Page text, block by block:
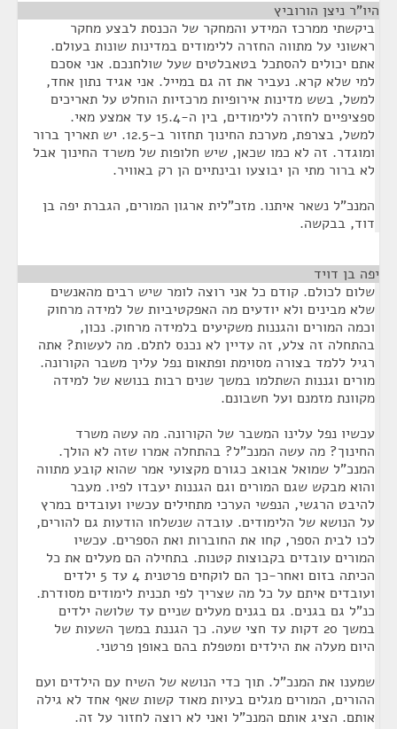
היו"ר ניצן הורוביץ
ביקשתי ממרכז המידע והמחקר של הכנסת לבצע מחקר
ראשוני על מתווה החזרה ללימודים במדינות שונות בעולם.
אתם יכולים להסתכל בטאבלטים שעל שולחנכם. אני אסכם
למי שלא קרא. נעביר את זה גם במייל. אני אגיד נתון אחד,
למשל, בשש מדינות אירופיות מרכזיות הוחלט על תאריכים
ספציפיים לחזרה ללימודים, בין ה-15.4 עד אמצע מאי.
למשל, בצרפת, מערכת החינוך תחזור ב-12.5. יש תאריך ברור
ומוגדר. זה לא כמו שכאן, שיש חלופות של משרד החינוך אבל
לא ברור מתי הן יבוצעו ובינתיים הן רק באוויר.
המנכ"ל נשאר איתנו. מזכ"לית ארגון המורים, הגברת יפה בן
דוד, בבקשה.
יפה בן דויד
שלום לכולם. קודם כל אני רוצה לומר שיש רבים מהאנשים
שלא מבינים ולא יודעים מה האפקטיביות של למידה מרחוק
וכמה המורים והגננות משקיעים בלמידה מרחוק. נכון,
בהתחלה זה צלע, זה עדיין לא נכנס לתלם. מה לעשות? אתה
רגיל ללמד בצורה מסוימת ופתאום נפל עליך משבר הקורונה.
מורים וגננות השתלמו במשך שנים רבות בנושא של למידה
מקוונת מזמנם ועל חשבונם.
עכשיו נפל עלינו המשבר של הקורונה. מה עשה משרד
החינוך? מה עשה המנכ"ל? בהתחלה אמרו שזה לא הולך.
המנכ"ל שמואל אבואב כגורם מקצועי אמר שהוא קובע מתווה
והוא מבקש שגם המורים וגם הגננות יעבדו לפיו. מעבר
להיבט הרגשי, הנפשי הערכי מתחילים עכשיו ועובדים במרץ
על הנושא של הלימודים. עובדה שנשלחו הודעות גם להורים,
לכו לבית הספר, קחו את החוברות ואת הספרים. עכשיו
המורים עובדים בקבוצות קטנות. בתחילה הם מעלים את כל
הכיתה בזום ואחר-כך הם לוקחים פרטנית 4 עד 5 ילדים
ועובדים איתם על כל מה שצריך לפי תכנית לימודים מסודרת.
כנ"ל גם בגנים. גם בגנים מעלים שניים עד שלושה ילדים
במשך 20 דקות עד חצי שעה. כך הגננת במשך השעות של
היום מעלה את הילדים ומטפלת בהם באופן פרטני.
שמענו את המנכ"ל. תוך כדי הנושא של השיח עם הילדים ועם
ההורים, המורים מגלים בעיות מאוד קשות שאף אחד לא גילה
אותם. הציג אותם המנכ"ל ואני לא רוצה לחזור על זה.